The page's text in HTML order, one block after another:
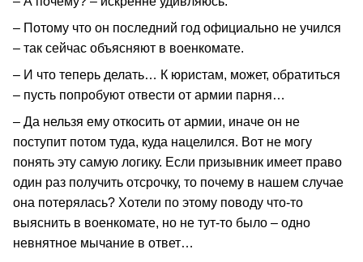
– Потому что он последний год официально не учился
– так сейчас объясняют в военкомате.
– И что теперь делать… К юристам, может, обратиться
– пусть попробуют отвести от армии парня…
– Да нельзя ему откосить от армии, иначе он не
поступит потом туда, куда нацелился. Вот не могу
понять эту самую логику. Если призывник имеет право
один раз получить отсрочку, то почему в нашем случае
она потерялась? Хотели по этому поводу что-то
выяснить в военкомате, но не тут-то было – одно
невнятное мычание в ответ…